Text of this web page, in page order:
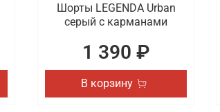
Шорты LEGENDA Urban
серый c карманами
1 390 ₽
В корзину